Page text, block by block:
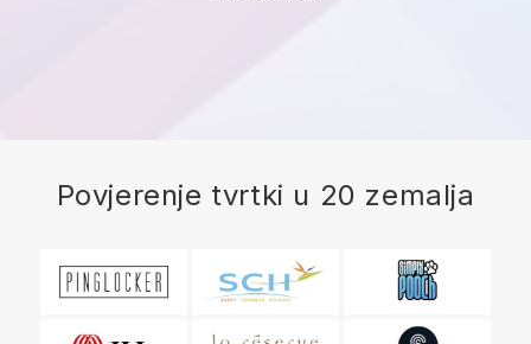
Povjerenje tvrtki u 20 zemalja